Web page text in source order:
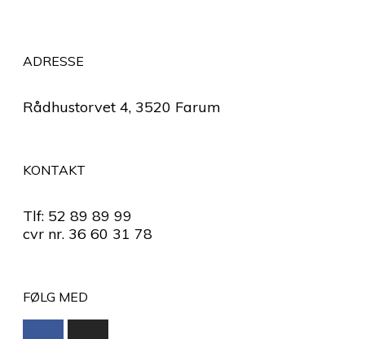
ADRESSE
Rådhustorvet 4, 3520 Farum
KONTAKT
Tlf: 52 89 89 99
cvr nr. 36 60 31 78
FØLG MED